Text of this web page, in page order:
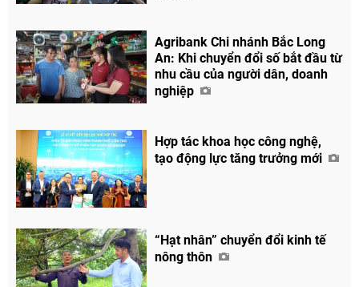
Agribank Chi nhánh Bắc Long
An: Khi chuyển đổi số bắt đầu từ
nhu cầu của người dân, doanh
nghiệp
Hợp tác khoa học công nghệ,
tạo động lực tăng trưởng mới
“Hạt nhân” chuyển đổi kinh tế
nông thôn